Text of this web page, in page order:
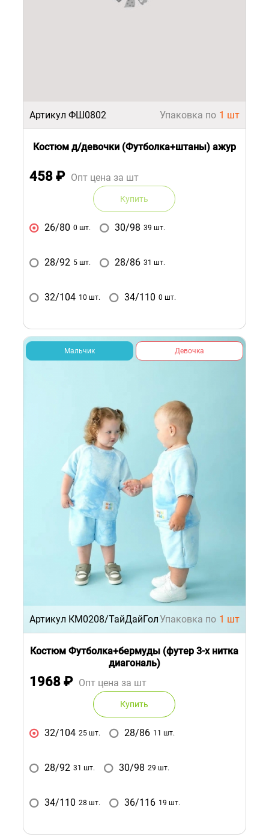
Артикул ФШ0802 Упаковка по 1 шт
Костюм д/девочки (Футболка+штаны) ажур
458 ₽ Опт цена за шт
Купить
26/80 0 шт. 30/98 39 шт.
28/92 5 шт. 28/86 31 шт.
32/104 10 шт. 34/110 0 шт.
Мальчик Девочка
Артикул КМ0208/ТайДайГол Упаковка по 1 шт
Костюм Футболка+бермуды (футер 3-х нитка
диагональ)
1968 ₽ Опт цена за шт
Купить
32/104 25 шт. 28/86 11 шт.
28/92 31 шт. 30/98 29 шт.
34/110 28 шт. 36/116 19 шт.